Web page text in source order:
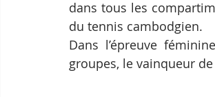
dans tous les
du tennis cambodgien.
Dans l’épreuve
groupes, le vainqueur